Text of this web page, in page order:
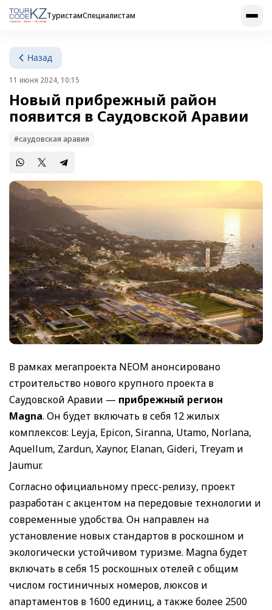
ТуристамСпециалистам
Назад
11 июня 2024, 10:15
Новый прибрежный район
появится в Саудовской Аравии
#саудовская аравия
В рамках мегапроекта NEOM анонсировано
строительство нового крупного проекта в
Саудовской Аравии — прибрежный регион
Magna. Он будет включать в себя 12 жилых
комплексов: Leyja, Epicon, Siranna, Utamo, Norlana,
Aquellum, Zardun, Xaynor, Elanan, Gideri, Treyam и
Jaumur.
Согласно официальному пресс-релизу, проект
разработан с акцентом на передовые технологии и
современные удобства. Он направлен на
установление новых стандартов в роскошном и
экологически устойчивом туризме. Magna будет
включать в себя 15 роскошных отелей с общим
числом гостиничных номеров, люксов и
апартаментов в 1600 единиц, а также более 2500